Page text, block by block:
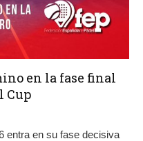
en la fase final
Cup
entra en su fase decisiva